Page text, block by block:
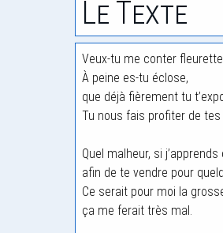
Le Texte
Veux-tu me conter
À peine es-tu éclose,
que déjà fièrement tu
Tu nous fais profiter de
Quel malheur, si
afin de te vendre pour
Ce serait pour moi la
ça me ferait très mal.